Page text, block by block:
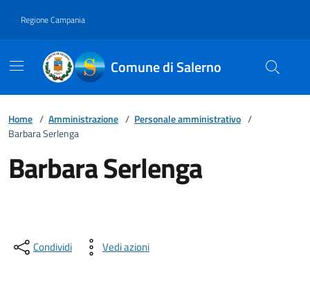
Regione Campania
Comune di Salerno
Home / Amministrazione / Personale amministrativo /
Barbara Serlenga
Barbara Serlenga
Condividi Vedi azioni